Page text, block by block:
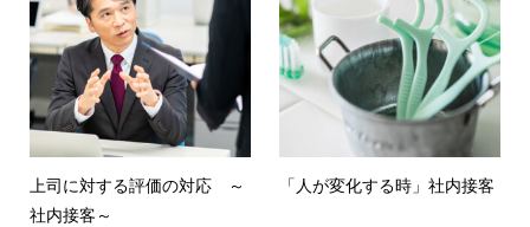
上司に対する評価の対応 ～
社内接客～
「人が変化する時」社内接客